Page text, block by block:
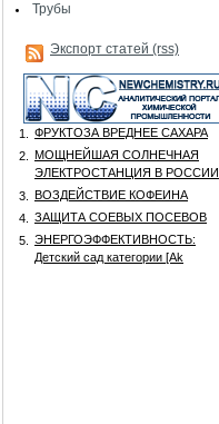
Трубы
Экспорт статей (rss)
1.
ФРУКТОЗА ВРЕДНЕЕ САХАРА
2.
МОЩНЕЙШАЯ СОЛНЕЧНАЯ
ЭЛЕКТРОСТАНЦИЯ В РОССИИ
3.
ВОЗДЕЙСТВИЕ КОФЕИНА
4.
ЗАЩИТА СОЕВЫХ ПОСЕВОВ
5.
ЭНЕРГОЭФФЕКТИВНОСТЬ:
Детский сад категории [Аk